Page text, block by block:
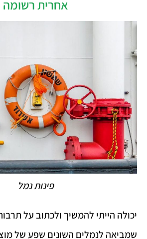
אחרית רשומה
פינות נמל
יכולה הייתי להמשיך ולכתוב על
שמביאה לנמלים השונים שפע של